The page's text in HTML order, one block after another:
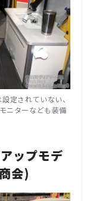
定されていない、
ニターなども装備
ップモデ
会)